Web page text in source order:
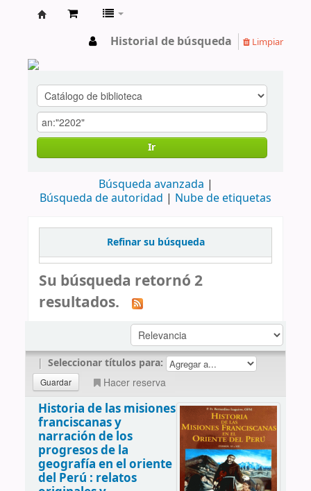
Historial de búsqueda Limpiar
Ir
Búsqueda avanzada
Búsqueda de autoridad
Nube de etiquetas
Refinar su búsqueda
Su búsqueda retornó 2
resultados.
| Seleccionar títulos para:
Hacer reserva
Historia de las misiones
franciscanas y
narración de los
progresos de la
geografía en el oriente
del Perú : relatos